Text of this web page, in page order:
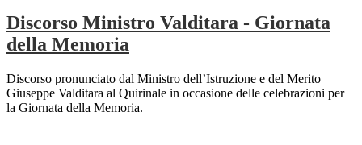
Discorso Ministro Valditara - Giornata
della Memoria
Discorso pronunciato dal Ministro dell’Istruzione e del Merito
Giuseppe Valditara al Quirinale in occasione delle celebrazioni per
la Giornata della Memoria.